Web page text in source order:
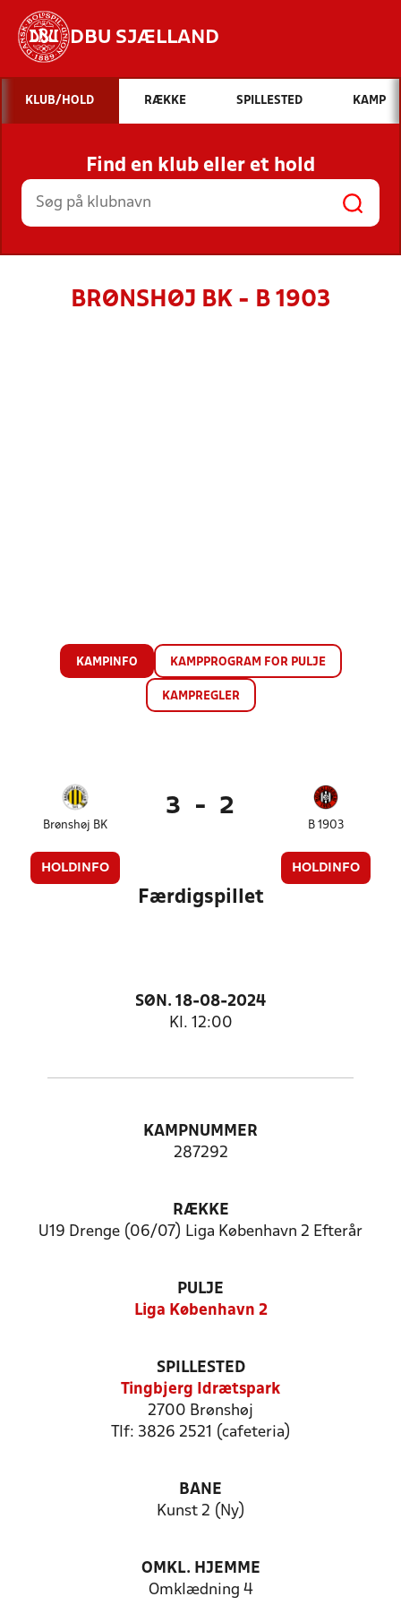
DBU SJÆLLAND
Hvad vil du søge efter?
INDHOLD OG NYHEDER
STILLINGER, RESULTATER, KLUBBER OG
HOLD
KLUB/HOLD RÆKKE SPILLESTED KAMP
Find en klub eller et hold
BRØNSHØJ BK - B 1903
KAMPINFO KAMPPROGRAM FOR PULJE
KAMPREGLER
Brønshøj BK
HOLDINFO
3 - 2
B 1903
HOLDINFO
Færdigspillet
SØN. 18-08-2024
Kl. 12:00
KAMPNUMMER
287292
RÆKKE
U19 Drenge (06/07) Liga København 2 Efterår
PULJE
Liga København 2
SPILLESTED
Tingbjerg Idrætspark
2700 Brønshøj
Tlf: 3826 2521 (cafeteria)
BANE
Kunst 2 (Ny)
OMKL. HJEMME
Omklædning 4